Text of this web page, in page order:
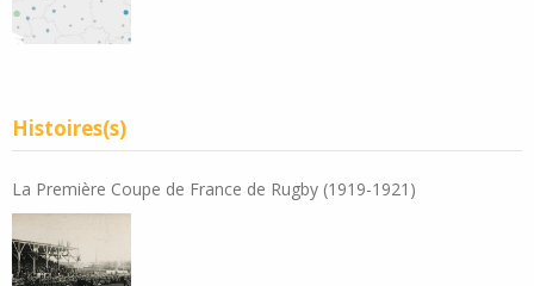
Histoires(s)
La Première Coupe de France de Rugby (1919-1921)